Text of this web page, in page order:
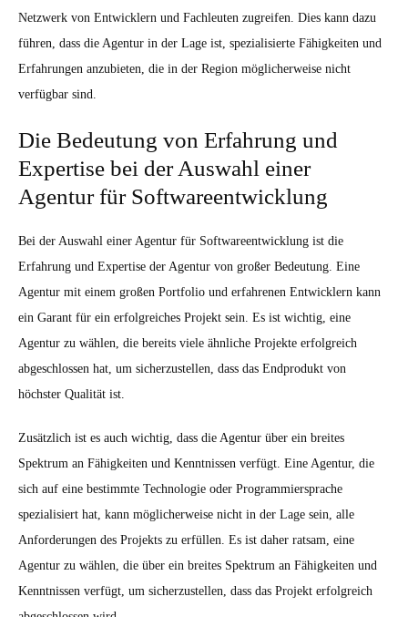
Netzwerk von Entwicklern und Fachleuten zugreifen. Dies kann dazu
führen, dass die Agentur in der Lage ist, spezialisierte Fähigkeiten und
Erfahrungen anzubieten, die in der Region möglicherweise nicht
verfügbar sind.
Die Bedeutung von Erfahrung und
Expertise bei der Auswahl einer
Agentur für Softwareentwicklung
Bei der Auswahl einer Agentur für Softwareentwicklung ist die
Erfahrung und Expertise der Agentur von großer Bedeutung. Eine
Agentur mit einem großen Portfolio und erfahrenen Entwicklern kann
ein Garant für ein erfolgreiches Projekt sein. Es ist wichtig, eine
Agentur zu wählen, die bereits viele ähnliche Projekte erfolgreich
abgeschlossen hat, um sicherzustellen, dass das Endprodukt von
höchster Qualität ist.
Zusätzlich ist es auch wichtig, dass die Agentur über ein breites
Spektrum an Fähigkeiten und Kenntnissen verfügt. Eine Agentur, die
sich auf eine bestimmte Technologie oder Programmiersprache
spezialisiert hat, kann möglicherweise nicht in der Lage sein, alle
Anforderungen des Projekts zu erfüllen. Es ist daher ratsam, eine
Agentur zu wählen, die über ein breites Spektrum an Fähigkeiten und
Kenntnissen verfügt, um sicherzustellen, dass das Projekt erfolgreich